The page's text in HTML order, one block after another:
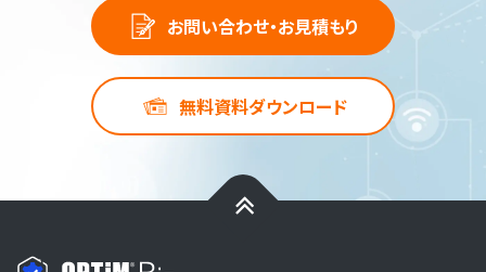
お問い合わせ・お見積もり
無料資料ダウンロード